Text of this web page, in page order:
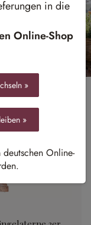
in die
Online-Shop
»
»
Online-